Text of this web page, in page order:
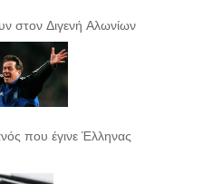
στον Διγενή Αλωνίων
που έγινε Έλληνας